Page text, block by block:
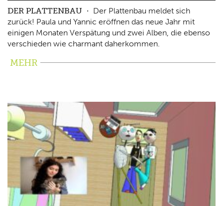
DER PLATTENBAU
Der Plattenbau meldet sich
zurück! Paula und Yannic eröffnen das neue Jahr mit
einigen Monaten Verspätung und zwei Alben, die ebenso
verschieden wie charmant daherkommen.
MEHR